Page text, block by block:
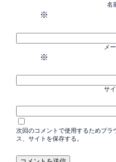
名
※
メ
※
サ
次回のコメントで使用するためブ
ス、サイトを保存する。